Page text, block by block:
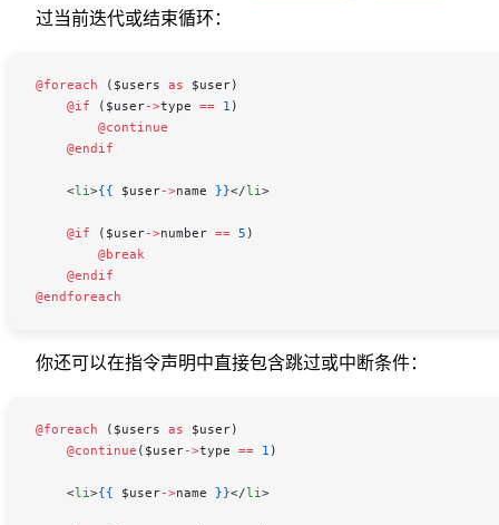
过当前迭代或结束循环：
@foreach ( $users as $user)
    @if
( $user->type == 1 )
        @continue
    @endif
    <
li >{{ $user->name }}</li >
    @if
( $user->number == 5 )
        @break
    @endif
@endforeach
你还可以在指令声明中直接包含跳过或中断条件：
@foreach ( $users as $user)
    @continue
( $user->type == 1 )
    <
li >{{ $user->name }}</li >